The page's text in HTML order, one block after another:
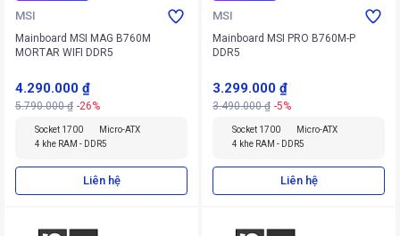
MSI
Mainboard MSI MAG B760M
MORTAR WIFI DDR5
4.290.000 ₫
5.790.000 ₫ -26%
Socket 1700
Micro-ATX
4 khe RAM - DDR5
Liên hệ
MSI
Mainboard MSI PRO B760M-P
DDR5
3.299.000 ₫
3.490.000 ₫ -5%
Socket 1700
Micro-ATX
4 khe RAM - DDR5
Liên hệ